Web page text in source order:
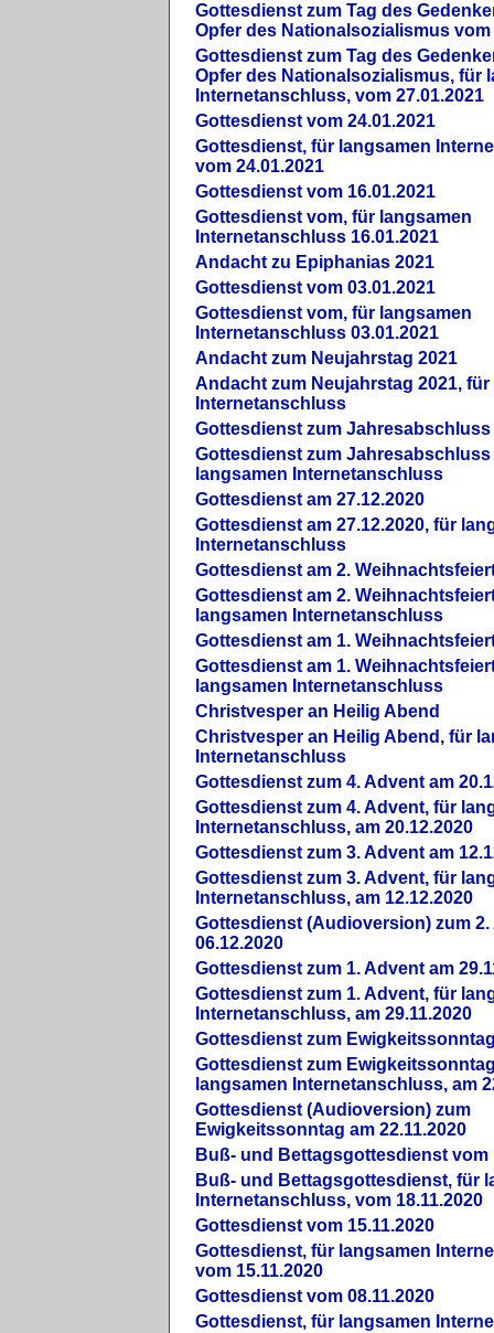
Gottesdienst zum Tag des
Opfer des Nationalsozialismus vom
Gottesdienst zum Tag des
Opfer des Nationalsozialismus, für
Internetanschluss, vom 27.01.2021
Gottesdienst vom 24.01.2021
Gottesdienst, für langsamen
vom 24.01.2021
Gottesdienst vom 16.01.2021
Gottesdienst vom, für langsamen
Internetanschluss 16.01.2021
Andacht zu Epiphanias 2021
Gottesdienst vom 03.01.2021
Gottesdienst vom, für langsamen
Internetanschluss 03.01.2021
Andacht zum Neujahrstag 2021
Andacht zum Neujahrstag 2021,
Internetanschluss
Gottesdienst zum Jahresabschluss
Gottesdienst zum Jahresabschluss
langsamen Internetanschluss
Gottesdienst am 27.12.2020
Gottesdienst am 27.12.2020, für
Internetanschluss
Gottesdienst am 2.
Gottesdienst am 2.
langsamen Internetanschluss
Gottesdienst am 1.
Gottesdienst am 1.
langsamen Internetanschluss
Christvesper an Heilig Abend
Christvesper an Heilig Abend, für
Internetanschluss
Gottesdienst zum 4. Advent am
Gottesdienst zum 4. Advent, für
Internetanschluss, am 20.12.2020
Gottesdienst zum 3. Advent am
Gottesdienst zum 3. Advent, für
Internetanschluss, am 12.12.2020
Gottesdienst (Audioversion) zum 2.
06.12.2020
Gottesdienst zum 1. Advent am
Gottesdienst zum 1. Advent, für
Internetanschluss, am 29.11.2020
Gottesdienst zum
Gottesdienst zum
langsamen Internetanschluss, am
Gottesdienst (Audioversion) zum
Ewigkeitssonntag am 22.11.2020
Buß- und Bettagsgottesdienst vom
Buß- und Bettagsgottesdienst, für
Internetanschluss, vom 18.11.2020
Gottesdienst vom 15.11.2020
Gottesdienst, für langsamen
vom 15.11.2020
Gottesdienst vom 08.11.2020
Gottesdienst, für langsamen